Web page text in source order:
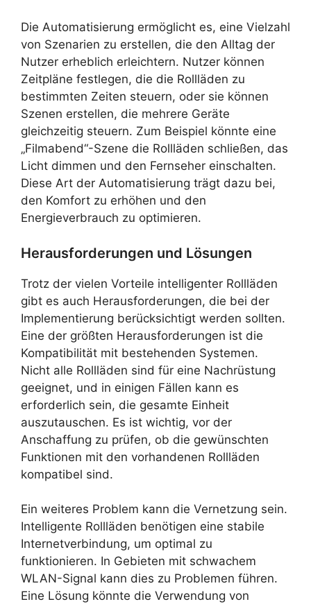
Die Automatisierung ermöglicht es, eine Vielzahl
von Szenarien zu erstellen, die den Alltag der
Nutzer erheblich erleichtern. Nutzer können
Zeitpläne festlegen, die die Rollläden zu
bestimmten Zeiten steuern, oder sie können
Szenen erstellen, die mehrere Geräte
gleichzeitig steuern. Zum Beispiel könnte eine
„Filmabend“-Szene die Rollläden schließen, das
Licht dimmen und den Fernseher einschalten.
Diese Art der Automatisierung trägt dazu bei,
den Komfort zu erhöhen und den
Energieverbrauch zu optimieren.
Herausforderungen und Lösungen
Trotz der vielen Vorteile intelligenter Rollläden
gibt es auch Herausforderungen, die bei der
Implementierung berücksichtigt werden sollten.
Eine der größten Herausforderungen ist die
Kompatibilität mit bestehenden Systemen.
Nicht alle Rollläden sind für eine Nachrüstung
geeignet, und in einigen Fällen kann es
erforderlich sein, die gesamte Einheit
auszutauschen. Es ist wichtig, vor der
Anschaffung zu prüfen, ob die gewünschten
Funktionen mit den vorhandenen Rollläden
kompatibel sind.
Ein weiteres Problem kann die Vernetzung sein.
Intelligente Rollläden benötigen eine stabile
Internetverbindung, um optimal zu
funktionieren. In Gebieten mit schwachem
WLAN-Signal kann dies zu Problemen führen.
Eine Lösung könnte die Verwendung von